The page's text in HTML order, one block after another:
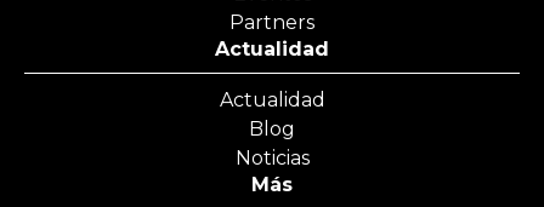
Partners
Actualidad
Actualidad
Blog
Noticias
Más